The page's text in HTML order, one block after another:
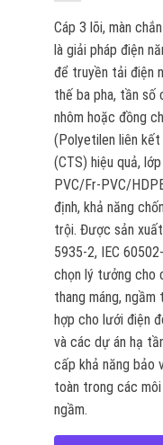
Cáp 3 lõi, màn
là giải pháp điện
để truyền tải điện
thế ba pha, tần số
nhôm hoặc đồng
(Polyetilen liên kết
(CTS) hiệu quả,
PVC/Fr-PVC/
định, khả năng
trội. Được sản
5935-2, IEC
chọn lý tưởng cho
thang máng,
hợp cho lưới điện
và các dự án hạ
cấp khả năng bảo
toàn trong các
ngầm.